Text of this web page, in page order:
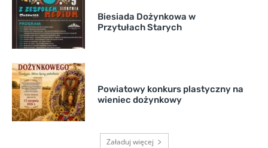
Biesiada Dożynkowa w
Przytułach Starych
Powiatowy konkurs plastyczny na
wieniec dożynkowy
Załaduj więcej